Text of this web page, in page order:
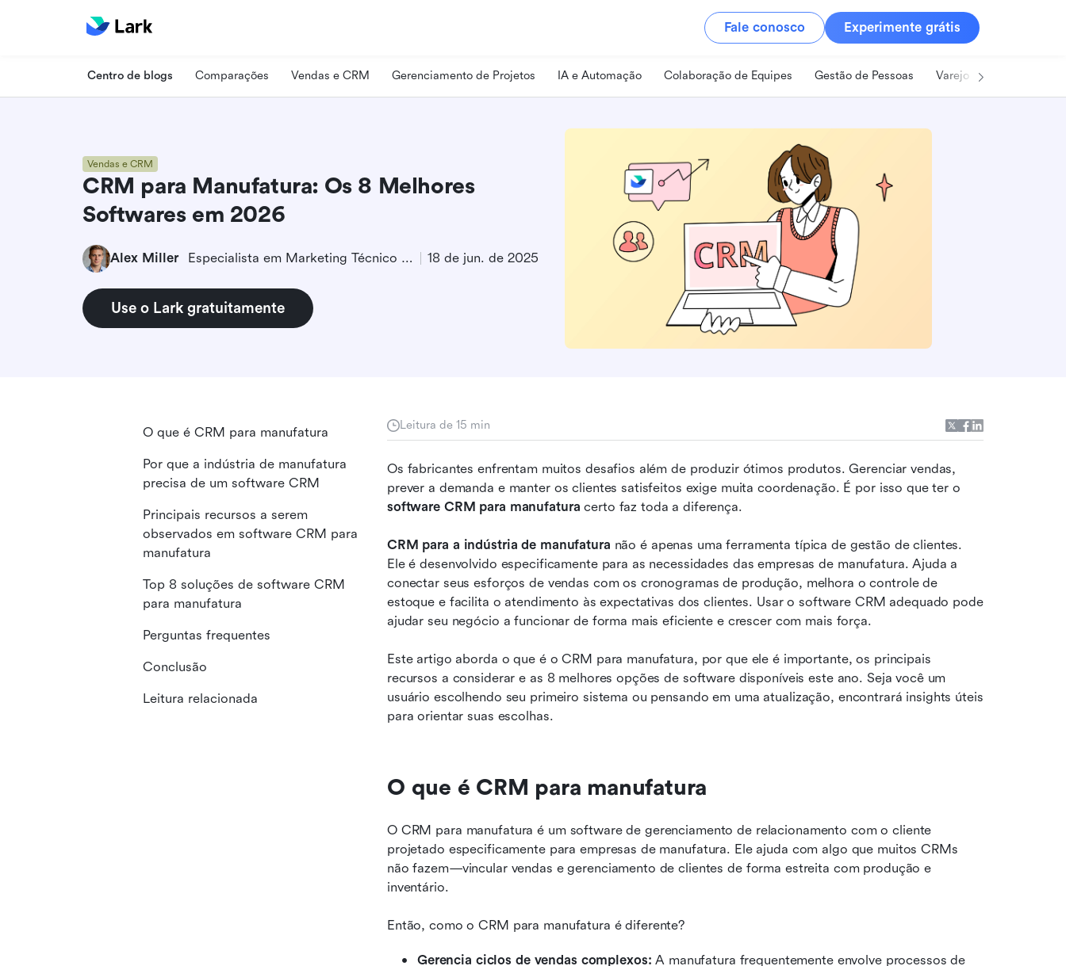
Fale conosco Experimente grátis
Centro de blogs Comparações Vendas e CRM Gerenciamento de Projetos IA e Automação Colaboração de Equipes Gestão de Pessoas Varejo
Vendas e CRM
CRM para Manufatura: Os 8 Melhores
Softwares em 2026
Alex Miller Especialista em Marketing Técnico de Produto 18 de jun. de 2025
Use o Lark gratuitamente
Leitura de 15 min
Os fabricantes enfrentam muitos desafios além de produzir ótimos produtos. Gerenciar vendas,
software CRM para manufatura certo faz toda a diferença.
CRM para a indústria de manufatura não é apenas uma ferramenta típica de gestão de clientes.
Ele é desenvolvido especificamente para as necessidades das empresas de manufatura. Ajuda a
conectar seus esforços de vendas com os cronogramas de produção, melhora o controle de
estoque e facilita o atendimento às expectativas dos clientes. Usar o software CRM adequado pode
ajudar seu negócio a funcionar de forma mais eficiente e crescer com mais força.
Este artigo aborda o que é o CRM para manufatura, por que ele é importante, os principais
recursos a considerar e as 8 melhores opções de software disponíveis este ano. Seja você um
usuário escolhendo seu primeiro sistema ou pensando em uma atualização, encontrará insights úteis
para orientar suas escolhas.
O que é CRM para manufatura
O CRM para manufatura é um software de gerenciamento de relacionamento com o cliente
projetado especificamente para empresas de manufatura. Ele ajuda com algo que muitos CRMs
não fazem—vincular vendas e gerenciamento de clientes de forma estreita com produção e
inventário.
Então, como o CRM para manufatura é diferente?
Gerencia ciclos de vendas complexos: A manufatura frequentemente envolve processos de
O que é CRM para manufatura
Por que a indústria de manufatura
precisa de um software CRM
Principais recursos a serem
observados em software CRM para
manufatura
Top 8 soluções de software CRM
para manufatura
Perguntas frequentes
Conclusão
Leitura relacionada